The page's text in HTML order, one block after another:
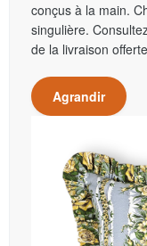
conçus à la main.
singulière.
de la livraison
Agrandir